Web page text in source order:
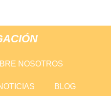
NOSOTROS
BLOG